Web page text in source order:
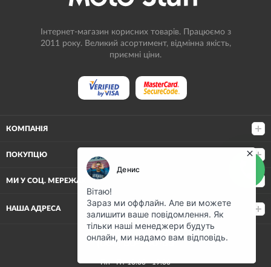
Інтернет-магазин корисних товарів. Працюємо з
2011 року. Великий асортимент, відмінна якість,
приємні ціни.
КОМПАНІЯ
ПОКУПЦЮ
МИ У СОЦ. МЕРЕЖАХ
НАША АДРЕСА
(068) 80-500-80
Пн—Пт 10:00—19:00